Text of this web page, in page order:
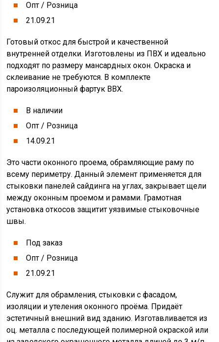
Опт / Розница
21.09.21
Готовый откос для быстрой и качественной
внутренней отделки. Изготовлены из ПВХ и идеально
подходят по размеру мансардных окон. Окраска и
склеивание не требуются. В комплекте
пароизоляционный фартук BBX.
В наличии
Опт / Розница
14.09.21
Это части оконного проема, обрамляющие раму по
всему периметру. Данный элемент применяется для
стыковки панелей сайдинга на углах, закрывает щели
между оконным проемом и рамами. Грамотная
установка откосов защитит уязвимые стыковочные
швы.
Под заказ
Опт / Розница
21.09.21
Служит для обрамления, стыковки с фасадом,
изоляции и утеления оконного проёма. Придаёт
эстетичный внешний вид зданию. Изготавливается из
оц. металла с последующей полимерной окраской или